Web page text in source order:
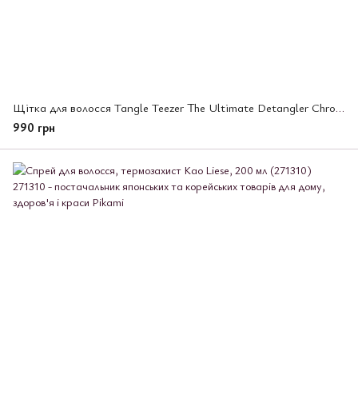
Щітка для волосся Tangle Teezer The Ultimate Detangler Chrome Afterparty Pink
990 грн